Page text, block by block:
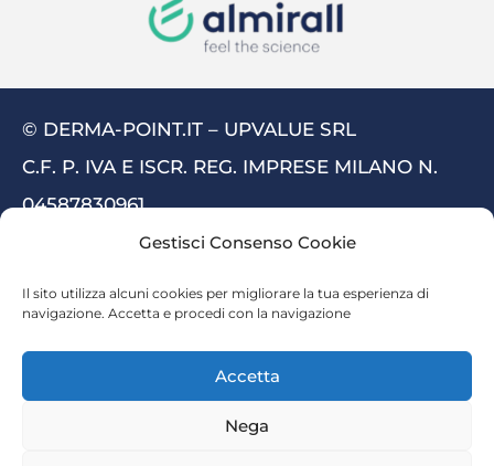
Gestisci Consenso Cookie
Il sito utilizza alcuni cookies per migliorare la tua esperienza di
navigazione. Accetta e procedi con la navigazione
Accetta
Nega
© DERMA-POINT.IT – UPVALUE SRL
C.F. P. IVA E ISCR. REG. IMPRESE MILANO N.
04587830961
COOKIE
Articoli più letti:
Che cos’è la cheratosi attinica